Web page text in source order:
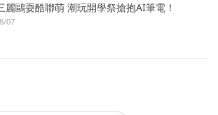
麗鷗耍酷聯萌 潮玩開學祭搶抱AI筆電！
07